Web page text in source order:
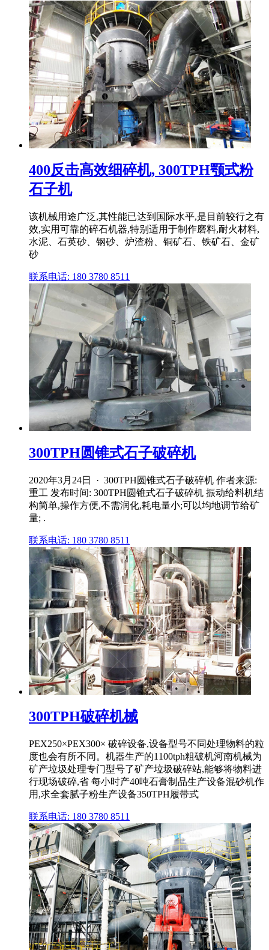
400反击高效细碎机, 300TPH颚式粉
石子机
该机械用途广泛,其性能已达到国际水平,是目前较行之有
效,实用可靠的碎石机器,特别适用于制作磨料,耐火材料,
水泥、石英砂、钢砂、炉渣粉、铜矿石、铁矿石、金矿
砂
联系电话: 180 3780 8511
300TPH圆锥式石子破碎机
2020年3月24日 · 300TPH圆锥式石子破碎机 作者来源:
重工 发布时间: 300TPH圆锥式石子破碎机 振动给料机结
构简单,操作方便,不需润化,耗电量小;可以均地调节给矿
量; .
联系电话: 180 3780 8511
300TPH破碎机械
PEX250×PEX300× 破碎设备,设备型号不同处理物料的粒
度也会有所不同。机器生产的1100tph粗破机河南机械为
矿产垃圾处理专门型号了矿产垃圾破碎站,能够将物料进
行现场破碎,省 每小时产40吨石膏制品生产设备混砂机作
用,求全套腻子粉生产设备350TPH履带式
联系电话: 180 3780 8511